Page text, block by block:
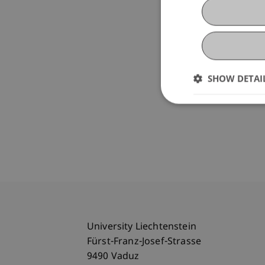
University Liechtenstein
Fürst-Franz-Josef-Strasse
9490 Vaduz
SHOW